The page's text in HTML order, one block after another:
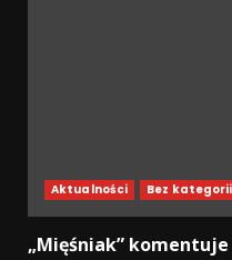
Aktualności Bez kategorii
„Mięśniak”